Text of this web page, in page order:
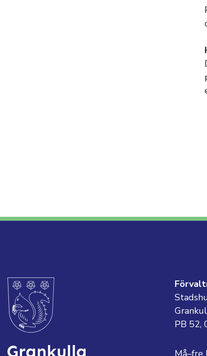
PB 52,
Må–fre